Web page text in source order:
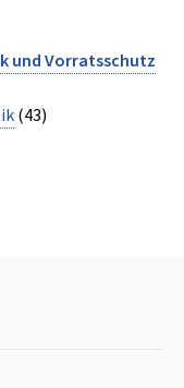
und Vorratsschutz
(43)